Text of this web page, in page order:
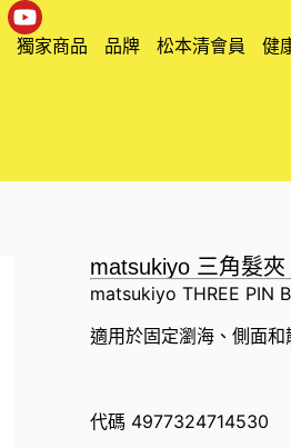
獨家商品 品牌 松本清會員 健
matsukiyo 三角髮夾
matsukiyo THREE PIN
適用於固定瀏海、側面和
代碼 4977324714530